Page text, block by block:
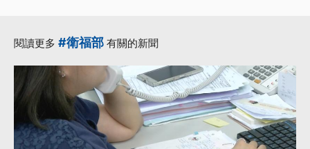
閱讀更多 #衛福部 有關的新聞